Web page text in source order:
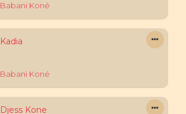
Babani Koné
Kadia
Babani Koné
Djess Kone